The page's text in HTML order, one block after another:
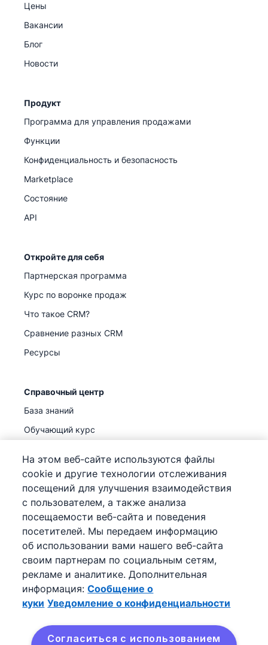
Цены
Вакансии
Блог
Новости
Продукт
Программа для управления продажами
Функции
Конфиденциальность и безопасность
Marketplace
Состояние
API
Откройте для себя
Партнерская программа
Курс по воронке продаж
Что такое CRM?
Сравнение разных CRM
Ресурсы
Справочный центр
База знаний
Обучающий курс
©2026Pipedrive
Pipedrive
Условия предоставления услуг
Pipedrive
Уведомление о конфиденциальности
Карта сайта
Сообщение о куки
Настройки файлов cookie
Pipedrive – онлайн-CRM для продаж.
На этом веб-сайте используются файлы
cookie и другие технологии отслеживания
посещений для улучшения взаимодействия
с пользователем, а также анализа
посещаемости веб-сайта и поведения
посетителей. Мы передаем информацию
об использовании вами нашего веб-сайта
своим партнерам по социальным сетям,
рекламе и аналитике. Дополнительная
информация: Сообщение о
куки Уведомление о конфиденциальности
Согласиться с использованием